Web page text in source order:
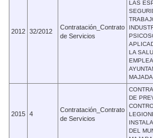
2012 32/2012
Contratación_Contrato
de Servicios
LAS
LA
2015 4
Contratación_Contrato
de Servicios
DE
DEL